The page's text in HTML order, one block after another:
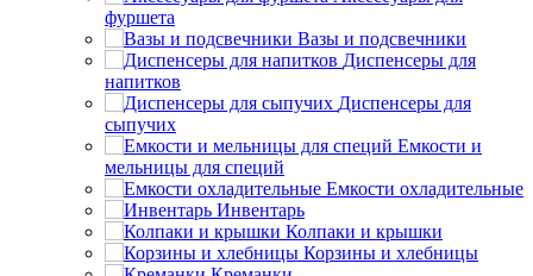
фуршета
Вазы и подсвечники
Диспенсеры для
напитков
Диспенсеры для
сыпучих
Емкости и
мельницы для специй
Емкости охладительные
Инвентарь
Колпаки и крышки
Корзины и хлебницы